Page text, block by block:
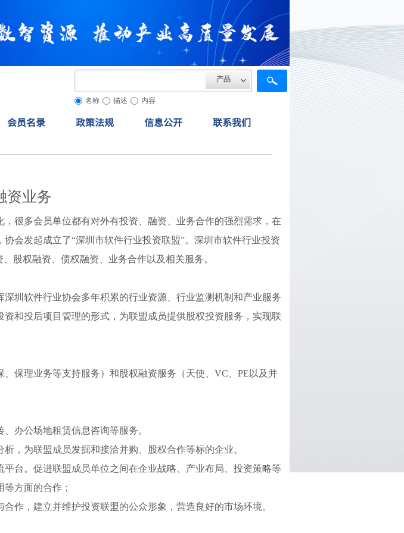
产品
名称 描述 内容
会员名录 政策法规 信息公开 联系我们
资业务
很多会员单位都有对外有投资、融资、业务合作的强烈需求，在
会发起成立了“深圳市软件行业投资联盟”。 深圳市软件行业投资
股权融资、债权融资、业务合作以及相关服务。
圳软件行业协会多年积累的行业资源、行业监测机制和产业服务
和投后项目管理的形式，为联盟成员提供股权投资服务，实现联
保理业务等支持服务）和股权融资服务（天使、 VC PE 以及并
办公场地租赁信息咨询等服务。
，为联盟成员发掘和接洽并购、股权合作等标的企业。
台。促进联盟成员单位之间在企业战略、产业布局、投资策略等
方面的合作；
作，建立并维护投资联盟的公众形象，营造良好的市场环境。